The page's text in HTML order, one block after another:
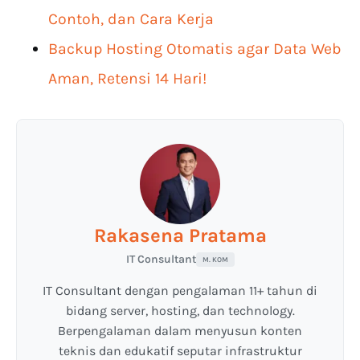
Contoh, dan Cara Kerja
Backup Hosting Otomatis agar Data Web
Aman, Retensi 14 Hari!
Rakasena Pratama
IT Consultant M. KOM
IT Consultant dengan pengalaman 11+ tahun di
bidang server, hosting, dan technology.
Berpengalaman dalam menyusun konten
teknis dan edukatif seputar infrastruktur